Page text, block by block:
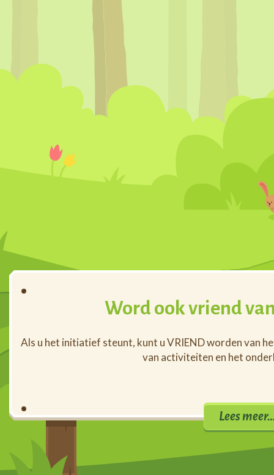
Word ook vriend
Als u het initiatief steunt, kunt u VRIEND worden van
van activiteiten en het
Lees